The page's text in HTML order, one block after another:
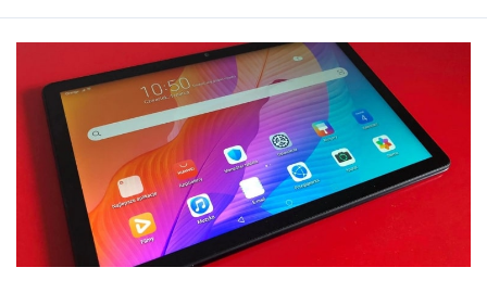
tańszy
niedzielę